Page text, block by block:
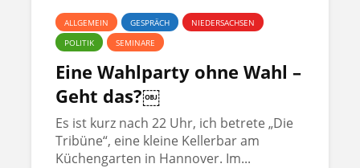
ALLGEMEIN GESPRÄCH
NIEDERSACHSEN
POLITIK
SEMINARE
Eine Wahlparty ohne Wahl –
Geht das?￼
Es ist kurz nach 22 Uhr, ich betrete „Die
Tribüne“, eine kleine Kellerbar am
Küchengarten in Hannover. Im...